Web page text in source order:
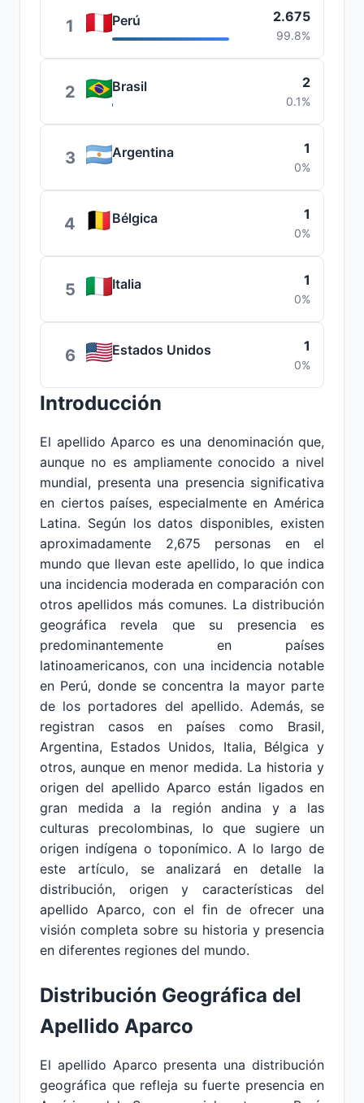
1 Perú 2.675
99.8%
2 Brasil 2
0.1%
3 Argentina 1
0%
4 Bélgica 1
0%
5 Italia 1
0%
6 Estados Unidos 1
0%
Introducción
El apellido Aparco es una denominación que,
aunque no es ampliamente conocido a nivel
mundial, presenta una presencia significativa
en ciertos países, especialmente en América
Latina. Según los datos disponibles, existen
aproximadamente 2,675 personas en el
mundo que llevan este apellido, lo que indica
una incidencia moderada en comparación con
otros apellidos más comunes. La distribución
geográfica revela que su presencia es
predominantemente en países
latinoamericanos, con una incidencia notable
en Perú, donde se concentra la mayor parte
de los portadores del apellido. Además, se
registran casos en países como Brasil,
Argentina, Estados Unidos, Italia, Bélgica y
otros, aunque en menor medida. La historia y
origen del apellido Aparco están ligados en
gran medida a la región andina y a las
culturas precolombinas, lo que sugiere un
origen indígena o toponímico. A lo largo de
este artículo, se analizará en detalle la
distribución, origen y características del
apellido Aparco, con el fin de ofrecer una
visión completa sobre su historia y presencia
en diferentes regiones del mundo.
Distribución Geográfica del
Apellido Aparco
El apellido Aparco presenta una distribución
geográfica que refleja su fuerte presencia en